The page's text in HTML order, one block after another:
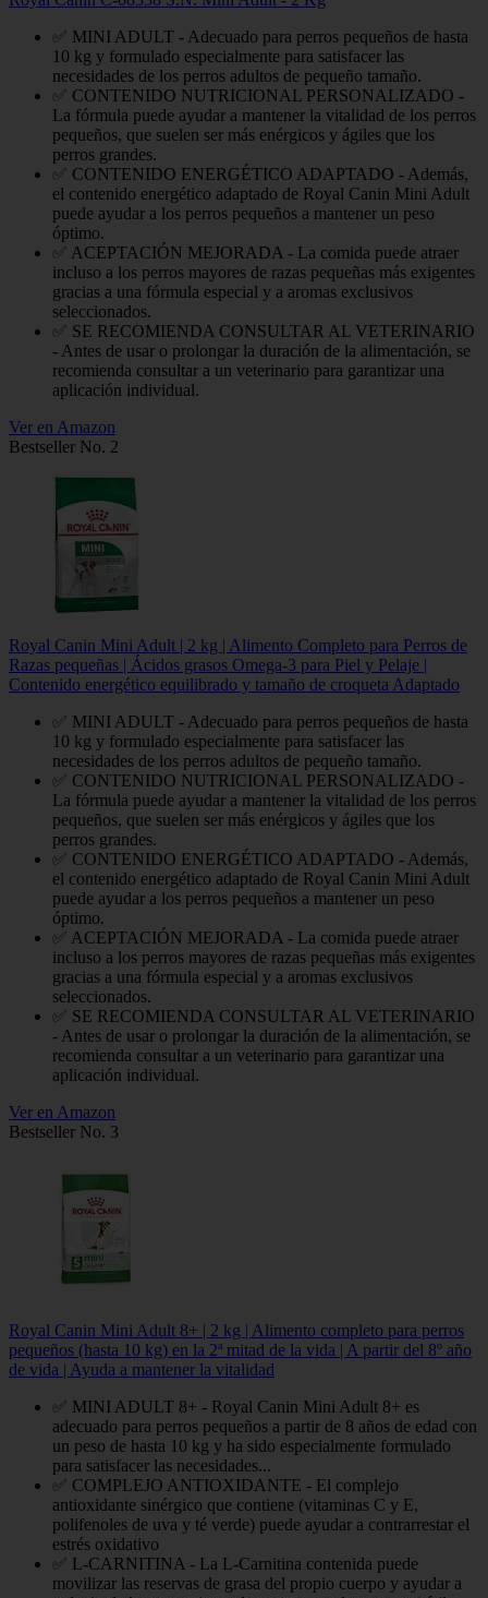
✅ MINI ADULT - Adecuado para perros pequeños de hasta
10 kg y formulado especialmente para satisfacer las
necesidades de los perros adultos de pequeño tamaño.
✅ CONTENIDO NUTRICIONAL PERSONALIZADO -
La fórmula puede ayudar a mantener la vitalidad de los perros
pequeños, que suelen ser más enérgicos y ágiles que los
perros grandes.
✅ CONTENIDO ENERGÉTICO ADAPTADO - Además,
el contenido energético adaptado de Royal Canin Mini Adult
puede ayudar a los perros pequeños a mantener un peso
óptimo.
✅ ACEPTACIÓN MEJORADA - La comida puede atraer
incluso a los perros mayores de razas pequeñas más exigentes
gracias a una fórmula especial y a aromas exclusivos
seleccionados.
✅ SE RECOMIENDA CONSULTAR AL VETERINARIO
- Antes de usar o prolongar la duración de la alimentación, se
recomienda consultar a un veterinario para garantizar una
aplicación individual.
Ver en Amazon
Bestseller No. 2
Royal Canin Mini Adult | 2 kg | Alimento Completo para Perros de
Razas pequeñas | Ácidos grasos Omega-3 para Piel y Pelaje |
Contenido energético equilibrado y tamaño de croqueta Adaptado
✅ MINI ADULT - Adecuado para perros pequeños de hasta
10 kg y formulado especialmente para satisfacer las
necesidades de los perros adultos de pequeño tamaño.
✅ CONTENIDO NUTRICIONAL PERSONALIZADO -
La fórmula puede ayudar a mantener la vitalidad de los perros
pequeños, que suelen ser más enérgicos y ágiles que los
perros grandes.
✅ CONTENIDO ENERGÉTICO ADAPTADO - Además,
el contenido energético adaptado de Royal Canin Mini Adult
puede ayudar a los perros pequeños a mantener un peso
óptimo.
✅ ACEPTACIÓN MEJORADA - La comida puede atraer
incluso a los perros mayores de razas pequeñas más exigentes
gracias a una fórmula especial y a aromas exclusivos
seleccionados.
✅ SE RECOMIENDA CONSULTAR AL VETERINARIO
- Antes de usar o prolongar la duración de la alimentación, se
recomienda consultar a un veterinario para garantizar una
aplicación individual.
Ver en Amazon
Bestseller No. 3
Royal Canin Mini Adult 8+ | 2 kg | Alimento completo para perros
pequeños (hasta 10 kg) en la 2ª mitad de la vida | A partir del 8º año
de vida | Ayuda a mantener la vitalidad
✅ MINI ADULT 8+ - Royal Canin Mini Adult 8+ es
adecuado para perros pequeños a partir de 8 años de edad con
un peso de hasta 10 kg y ha sido especialmente formulado
para satisfacer las necesidades...
✅ COMPLEJO ANTIOXIDANTE - El complejo
antioxidante sinérgico que contiene (vitaminas C y E,
polifenoles de uva y té verde) puede ayudar a contrarrestar el
estrés oxidativo
✅ L-CARNITINA - La L-Carnitina contenida puede
movilizar las reservas de grasa del propio cuerpo y ayudar a